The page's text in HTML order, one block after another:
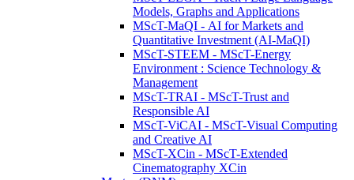
Models, Graphs and Applications
MScT-MaQI - AI for Markets and
Quantitative Investment (AI-MaQI)
MScT-STEEM - MScT-Energy
Environment : Science Technology &
Management
MScT-TRAI - MScT-Trust and
Responsible AI
MScT-ViCAI - MScT-Visual Computing
and Creative AI
MScT-XCin - MScT-Extended
Cinematography XCin